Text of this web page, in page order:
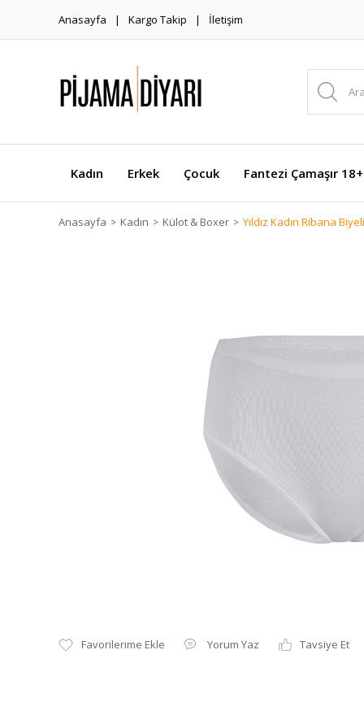
Anasayfa Kargo Takip İletişim
Kadın Erkek Çocuk Fantezi Çamaşır 18+
Anasayfa Kadın Külot & Boxer Yıldız Kadın Ribana
Yorum Yaz Tavsiye Et